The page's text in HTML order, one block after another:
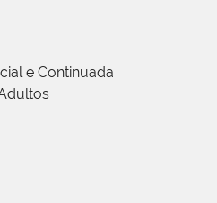
e Continuada